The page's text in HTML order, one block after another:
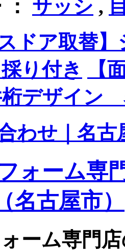
サッシ ,
ドア取替
り付き
【
桁デザイン
わせ｜名
ーム専門